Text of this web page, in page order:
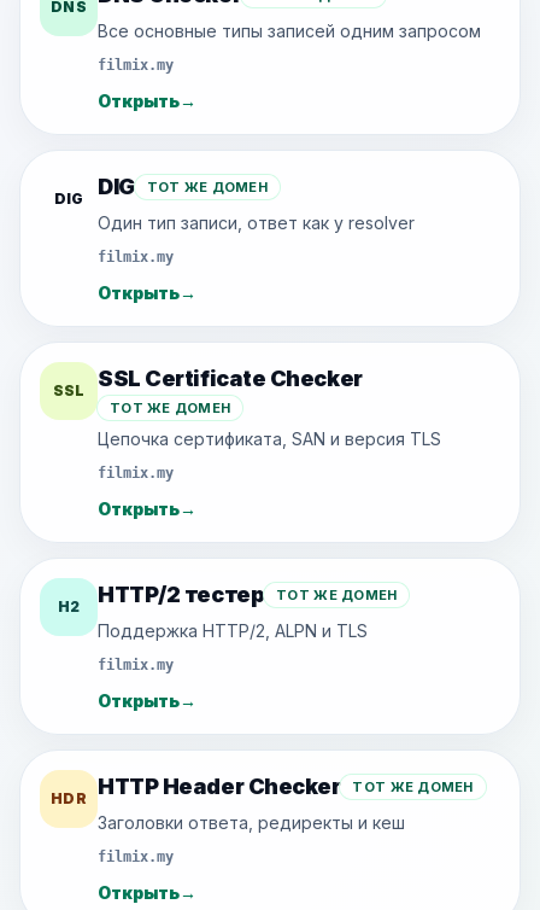
DNS
Все основные типы записей одним запросом
filmix.my
Открыть→
DIG DIG ТОТ ЖЕ ДОМЕН
Один тип записи, ответ как у resolver
filmix.my
Открыть→
SSL SSL Certificate Checker
ТОТ ЖЕ ДОМЕН
Цепочка сертификата, SAN и версия TLS
filmix.my
Открыть→
H2 HTTP/2 тестер ТОТ ЖЕ ДОМЕН
Поддержка HTTP/2, ALPN и TLS
filmix.my
Открыть→
HDR HTTP Header Checker ТОТ ЖЕ ДОМЕН
Заголовки ответа, редиректы и кеш
filmix.my
Открыть→